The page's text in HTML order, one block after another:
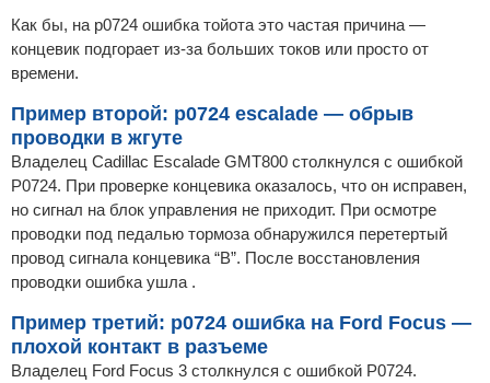
Как бы, на p0724 ошибка тойота это частая причина —
концевик подгорает из-за больших токов или просто от
времени.
Пример второй: p0724 escalade — обрыв
проводки в жгуте
Владелец Cadillac Escalade GMT800 столкнулся с ошибкой
P0724. При проверке концевика оказалось, что он исправен,
но сигнал на блок управления не приходит. При осмотре
проводки под педалью тормоза обнаружился перетертый
провод сигнала концевика “B”. После восстановления
проводки ошибка ушла .
Пример третий: p0724 ошибка на Ford Focus —
плохой контакт в разъеме
Владелец Ford Focus 3 столкнулся с ошибкой P0724.